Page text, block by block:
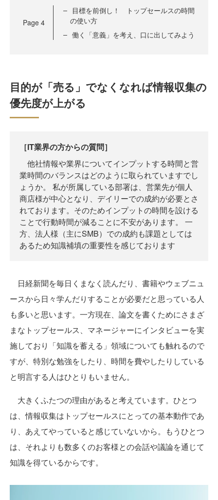
Page 4
目標を前倒し！ トップセールスの時間
の使い方
働く「意義」を考え、口に出してみよう
目的が「売る」でなくなれば情報収集の
優先度が上がる
［IT業界の方からの質問］
他社情報や業界についてインプットする時間と営
業時間のバランスはどのように取られていますでし
ょうか。 私が所属している部署は、営業先が個人
商店様が中心となり、デイリーでの成約が必要とさ
れております。そのためインプットの時間を設ける
ことで行動時間が減ることに不安があります。 一
方、法人様（主にSMB）での成約も課題としては
あるため知識補填の重要性を感じております
日経新聞を毎日くまなく読んだり、書籍やウェブニュ
ースから日々学んだりすることが必要だと思っている人
も多いと思います。一方現在、論文を書くためにさまざ
まなトップセールス、マネージャーにインタビューを実
施しており「知識を蓄える」領域についても触れるので
すが、特別な勉強をしたり、時間を費やしたりしている
と明言する人はひとりもいません。
大きくふたつの理由があると考えています。ひとつ
は、情報収集はトップセールスにとっての基本動作であ
り、あえてやっていると感じていないから。もうひとつ
は、それよりも数多くのお客様との会話や議論を通じて
知識を得ているからです。